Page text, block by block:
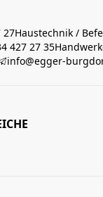
27Haustechnik /
427 27 35
info@egger-